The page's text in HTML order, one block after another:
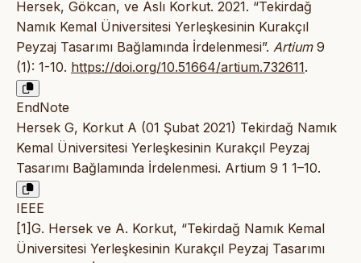
Hersek, Gökcan, ve Aslı Korkut. 2021. “Tekirdağ
Namık Kemal Üniversitesi Yerleşkesinin Kurakçıl
Peyzaj Tasarımı Bağlamında İrdelenmesi”. Artium9
(1): 1-10. https://doi.org/10.51664/artium.732611.
EndNote
Hersek G, Korkut A (01 Şubat 2021) Tekirdağ Namık
Kemal Üniversitesi Yerleşkesinin Kurakçıl Peyzaj
Tasarımı Bağlamında İrdelenmesi. Artium 9 1 1–10.
IEEE
[1]G. Hersek ve A. Korkut, “Tekirdağ Namık Kemal
Üniversitesi Yerleşkesinin Kurakçıl Peyzaj Tasarımı